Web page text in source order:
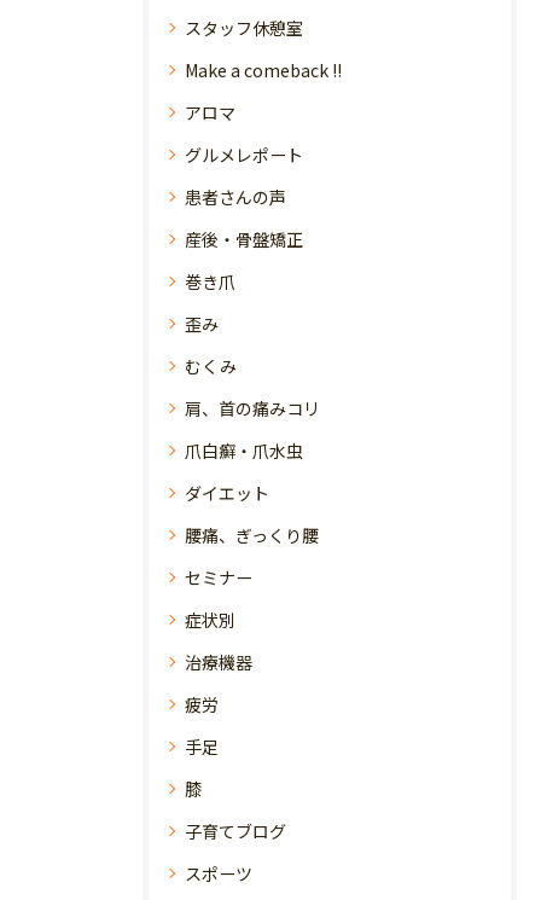
スタッフ休憩室
Make a comeback !!
アロマ
グルメレポート
患者さんの声
産後・骨盤矯正
巻き爪
歪み
むくみ
肩、首の痛みコリ
爪白癬・爪水虫
ダイエット
腰痛、ぎっくり腰
セミナー
症状別
治療機器
疲労
手足
膝
子育てブログ
スポーツ